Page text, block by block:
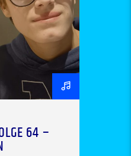
64 –